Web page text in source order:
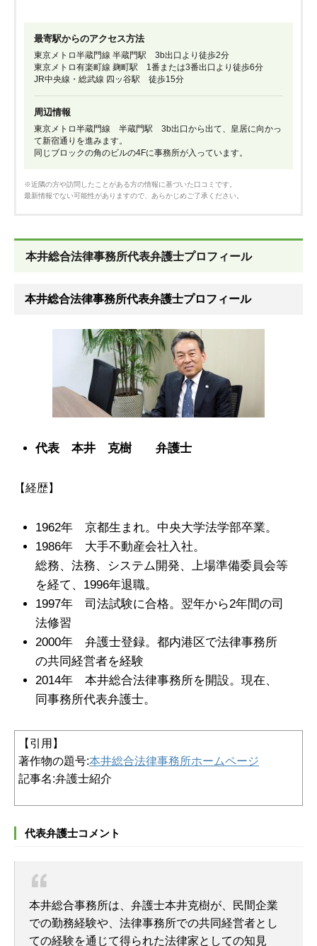
最寄駅からのアクセス方法
東京メトロ半蔵門線 半蔵門駅 3b出口より徒歩2分
東京メトロ有楽町線 麹町駅 1番または3番出口より徒歩6分
JR中央線・総武線 四ッ谷駅 徒歩15分
周辺情報
東京メトロ半蔵門線 半蔵門駅 3b出口から出て、皇居に向かっ
て新宿通りを進みます。
同じブロックの角のビルの4Fに事務所が入っています。
※近隣の方や訪問したことがある方の情報に基づいた口コミです。
最新情報でない可能性がありますので、あらかじめご了承ください。
本井総合法律事務所代表弁護士プロフィール
本井総合法律事務所代表弁護士プロフィール
代表 本井 克樹 弁護士
【経歴】
1962年 京都生まれ。中央大学法学部卒業。
1986年 大手不動産会社入社。
総務、法務、システム開発、上場準備委員会等
を経て、1996年退職。
1997年 司法試験に合格。翌年から2年間の司
法修習
2000年 弁護士登録。都内港区で法律事務所
の共同経営者を経験
2014年 本井総合法律事務所を開設。現在、
同事務所代表弁護士。
【引用】
著作物の題号:本井総合法律事務所ホームページ
記事名:弁護士紹介
代表弁護士コメント
本井総合事務所は、弁護士本井克樹が、民間企業
での勤務経験や、法律事務所での共同経営者とし
ての経験を通じて得られた法律家としての知見